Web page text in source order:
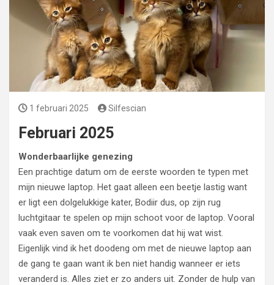
1 februari 2025 Silfescian
Februari 2025
Wonderbaarlijke genezing
Een prachtige datum om de eerste woorden te typen met
mijn nieuwe laptop. Het gaat alleen een beetje lastig want
er ligt een dolgelukkige kater, Bodiir dus, op zijn rug
luchtgitaar te spelen op mijn schoot voor de laptop. Vooral
vaak even saven om te voorkomen dat hij wat wist.
Eigenlijk vind ik het doodeng om met de nieuwe laptop aan
de gang te gaan want ik ben niet handig wanneer er iets
veranderd is. Alles ziet er zo anders uit. Zonder de hulp van